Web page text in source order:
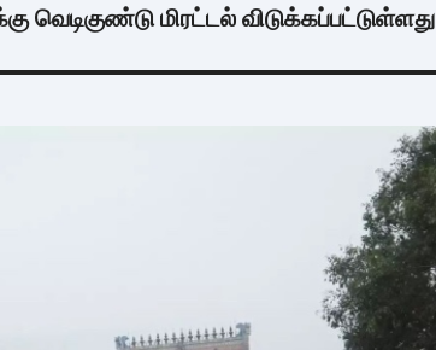
வெடிகுண்டு மிரட்டல் விடுக்கப்பட்டுள்ளது